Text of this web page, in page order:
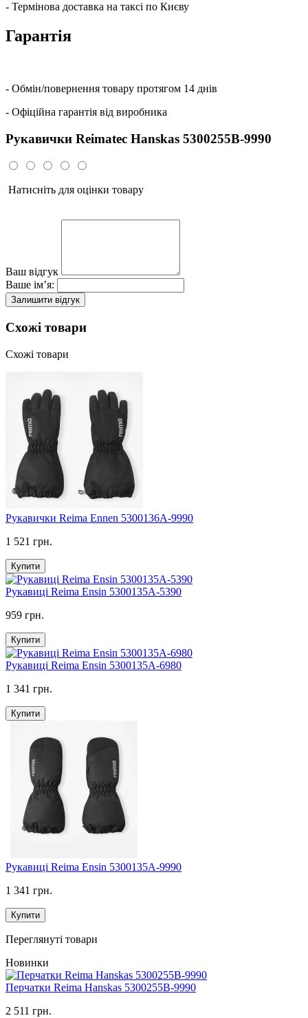
- Термінова доставка на таксі по Києву
Гарантія
- Обмін/повернення товару протягом 14 днів
- Офіційна гарантія від виробника
Рукавички Reimatec Hanskas 5300255B-9990
Натисніть для оцінки товару
Ваш відгук
Ваше ім’я:
Залишити відгук
Схожі товари
Схожі товари
Рукавички Reima Ennen 5300136A-9990
1 521 грн.
Купити
Рукавиці Reima Ensin 5300135A-5390
959 грн.
Купити
Рукавиці Reima Ensin 5300135A-6980
1 341 грн.
Купити
Рукавиці Reima Ensin 5300135A-9990
1 341 грн.
Купити
Переглянуті товари
Новинки
Перчатки Reima Hanskas 5300255B-9990
2 511 грн.